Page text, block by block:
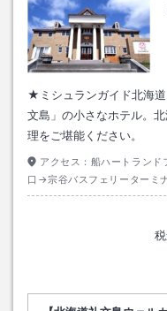
★ミシュランガイド北海
文島」の小さなホテル。
理をご堪能ください。
アクセス： 船ハートランド
口→宗谷バスフェリーターミ
→徒歩約２分